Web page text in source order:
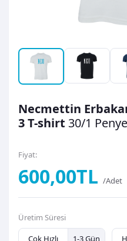
Necmettin
3 T-shirt 30/1
Fiyat:
600,00TL /Adet
Üretim Süresi
Çok Hızlı
1-3 Gün